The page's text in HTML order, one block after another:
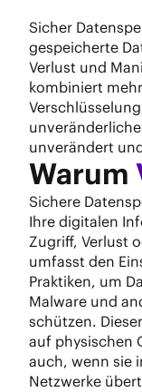
Sicher
gespeicherte
Verlust und
kombiniert
unverändert
Warum
Sichere
Ihre digitalen
Zugriff, Verlust
umfasst den
Praktiken, um
Malware und
schützen.
auf physischen
auch, wenn sie
Netzwerke